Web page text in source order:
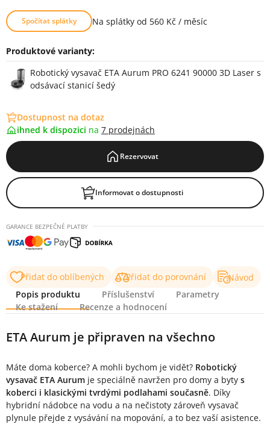
Spočítat splátky Na splátky od 560 Kč / měsíc
Produktové varianty:
Varianty
Robotický vysavač ETA Aurum PRO 6241 90000 3D Laser s
odsávací stanicí šedý
Dostupnost na dotaz
ihned k dispozici na 7 prodejnách
Rezervovat
Informovat o dostupnosti
GARANCE BEZPEČNÉ PLATBY
Přidat do oblíbených Přidat do porovnání
Návod
Popis produktu
Příslušenství
Parametry
Ke stažení
Recenze a hodnocení
Popis produktu
ETA Aurum je připraven na všechno
Máte doma koberce? A mohli bychom je vidět? Robotický
vysavač ETA Aurum je speciálně navržen pro domy a byty s
koberci i klasickými tvrdými podlahami současně. Díky
hybridní nádobce na vodu a na nečistoty zároveň vysavač
plynule přejde z vysávání na mopování, a to bez vaší asistence.